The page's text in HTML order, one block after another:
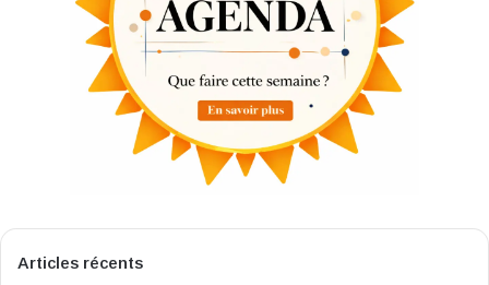
Articles récents